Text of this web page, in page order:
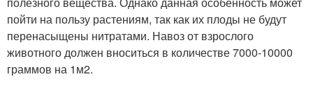
пойти на пользу растениям, так как их плоды не будут
перенасыщены нитратами. Навоз от взрослого
животного должен вноситься в количестве 7000-10000
граммов на 1м2.